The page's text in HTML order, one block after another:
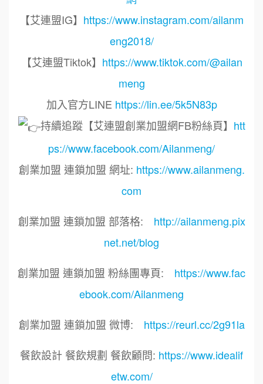
【艾連盟IG】 https://www.instagram.com/ailanm
eng2018/
【艾連盟Tiktok】 https://www.tiktok.com/@ailan
meng
加入官方LINE https://lin.ee/5k5N83p
持續追蹤【艾連盟創業加盟網FB粉絲頁】 htt
ps://www.facebook.com/Ailanmeng/
創業加盟 連鎖加盟 網址: https://www.ailanmeng.
com
創業加盟 連鎖加盟 部落格: http://ailanmeng.pix
net.net/blog
創業加盟 連鎖加盟 粉絲團專頁: https://www.fac
ebook.com/Ailanmeng
創業加盟 連鎖加盟 微博: https://reurl.cc/2g91la
餐飲設計 餐飲規劃 餐飲顧問: https://www.idealif
etw.com/